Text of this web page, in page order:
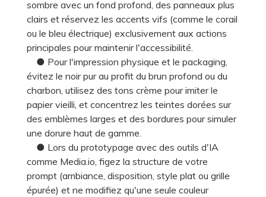
sombre avec un fond profond, des panneaux plus
clairs et réservez les accents vifs (comme le corail
ou le bleu électrique) exclusivement aux actions
principales pour maintenir l'accessibilité.
● Pour l'impression physique et le packaging,
évitez le noir pur au profit du brun profond ou du
charbon, utilisez des tons crème pour imiter le
papier vieilli, et concentrez les teintes dorées sur
des emblèmes larges et des bordures pour simuler
une dorure haut de gamme.
● Lors du prototypage avec des outils d'IA
comme Media.io, figez la structure de votre
prompt (ambiance, disposition, style plat ou grille
épurée) et ne modifiez qu'une seule couleur